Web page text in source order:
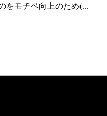
をモチベ向上のため(...